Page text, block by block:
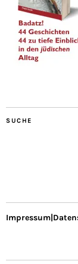
SUCHE